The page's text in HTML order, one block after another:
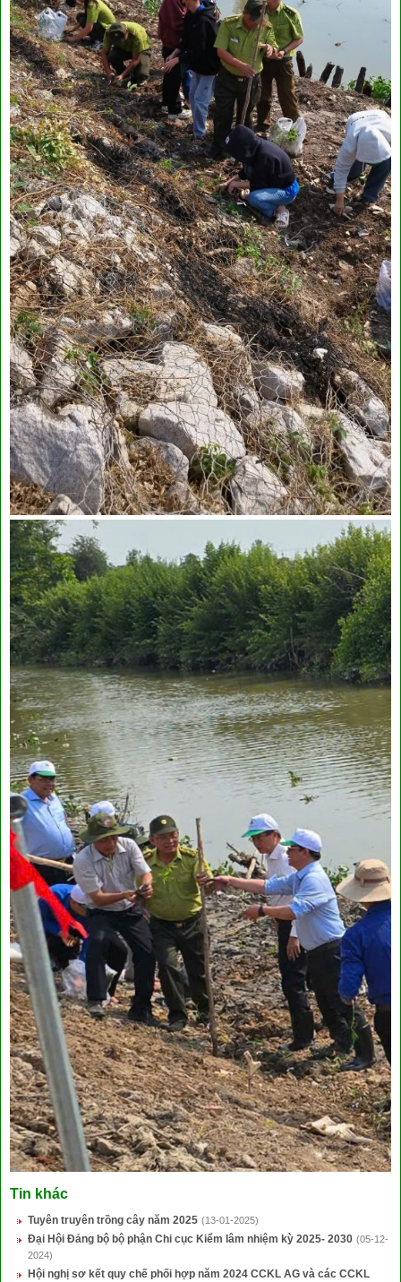
Tin khác
Tuyên truyên trồng cây năm 2025 (13-01-2025)
Đại Hội Đảng bộ bộ phận Chi cục Kiểm lâm nhiệm kỳ 2025- 2030 (05-12-
2024)
Hội nghị sơ kết quy chế phối hợp năm 2024 CCKL AG và các CCKL